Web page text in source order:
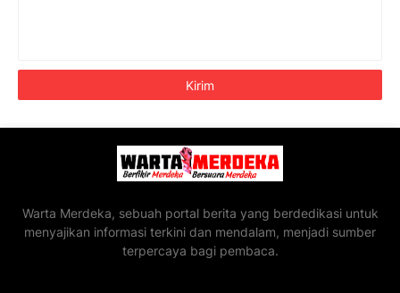
Warta Merdeka, sebuah portal berita yang berdedikasi untuk
menyajikan informasi terkini dan mendalam, menjadi sumber
terpercaya bagi pembaca.